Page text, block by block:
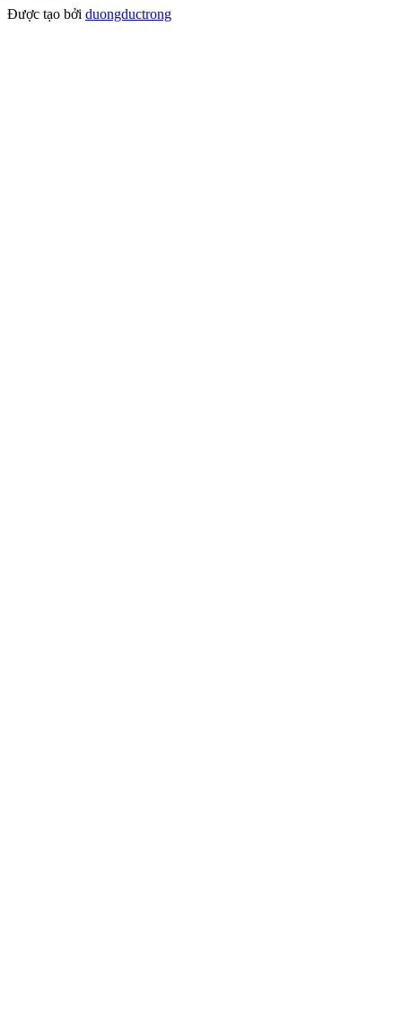
Được tạo bởi duongductrong